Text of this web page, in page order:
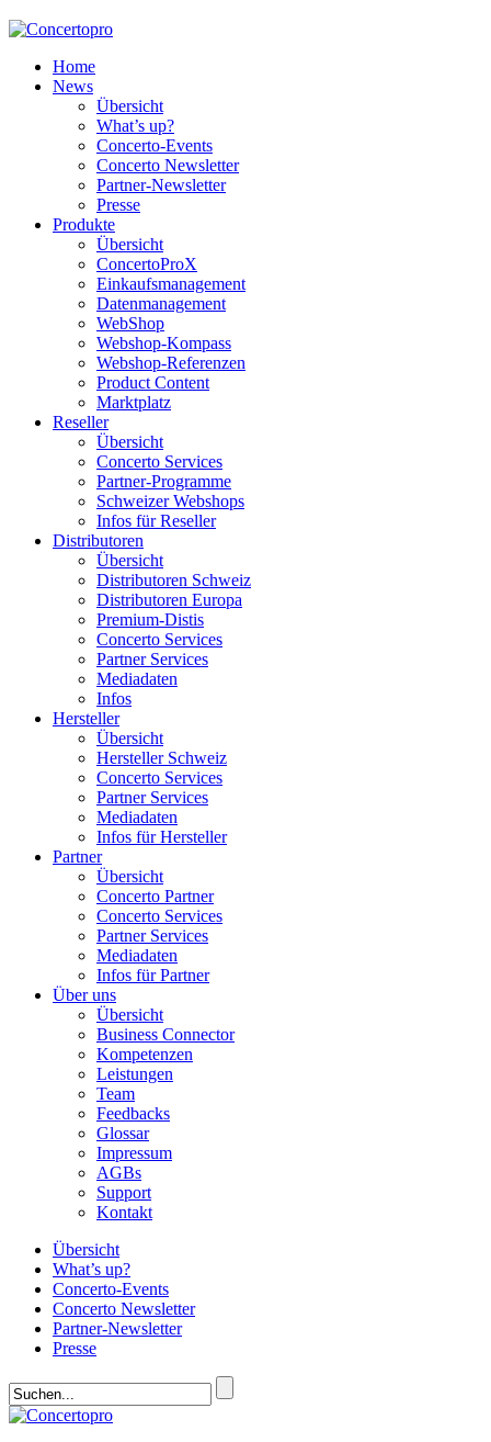
Home
News
Übersicht
What’s up?
Concerto-Events
Concerto Newsletter
Partner-Newsletter
Presse
Produkte
Übersicht
ConcertoProX
Einkaufsmanagement
Datenmanagement
WebShop
Webshop-Kompass
Webshop-Referenzen
Product Content
Marktplatz
Reseller
Übersicht
Concerto Services
Partner-Programme
Schweizer Webshops
Infos für Reseller
Distributoren
Übersicht
Distributoren Schweiz
Distributoren Europa
Premium-Distis
Concerto Services
Partner Services
Mediadaten
Infos
Hersteller
Übersicht
Hersteller Schweiz
Concerto Services
Partner Services
Mediadaten
Infos für Hersteller
Partner
Übersicht
Concerto Partner
Concerto Services
Partner Services
Mediadaten
Infos für Partner
Über uns
Übersicht
Business Connector
Kompetenzen
Leistungen
Team
Feedbacks
Glossar
Impressum
AGBs
Support
Kontakt
Übersicht
What’s up?
Concerto-Events
Concerto Newsletter
Partner-Newsletter
Presse